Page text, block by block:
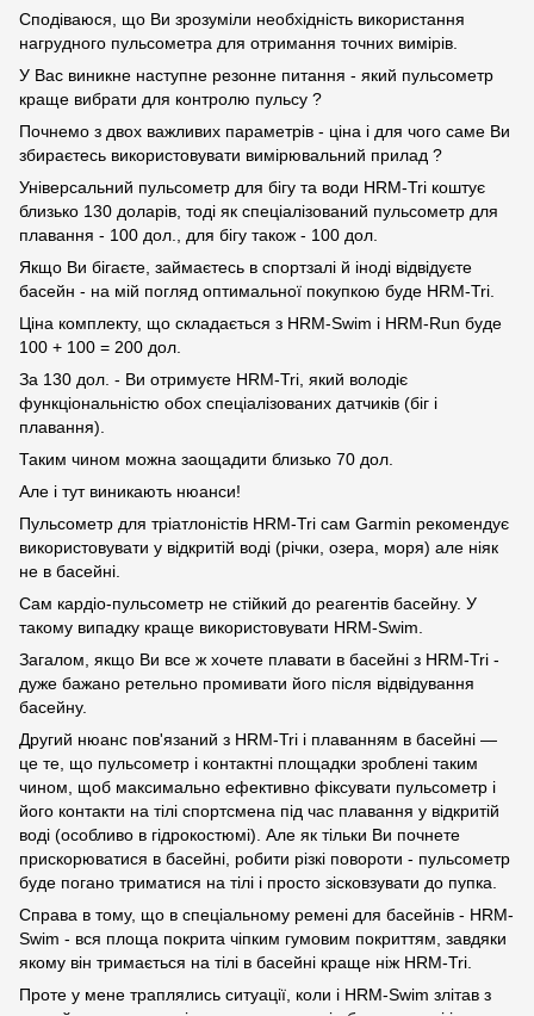
Сподіваюся, що Ви зрозуміли необхідність використання
нагрудного пульсометра для отримання точних вимірів.
У Вас виникне наступне резонне питання - який пульсометр
краще вибрати для контролю пульсу ?
Почнемо з двох важливих параметрів - ціна і для чого саме Ви
збираєтесь використовувати вимірювальний прилад ?
Універсальний пульсометр для бігу та води HRM-Tri коштує
близько 130 доларів, тоді як спеціалізований пульсометр для
плавання - 100 дол., для бігу також - 100 дол.
Якщо Ви бігаєте, займаєтесь в спортзалі й іноді відвідуєте
басейн - на мій погляд оптимальної покупкою буде HRM-Tri.
Ціна комплекту, що складається з HRM-Swim і HRM-Run буде
100 + 100 = 200 дол.
За 130 дол. - Ви отримуєте HRM-Tri, який володіє
функціональністю обох спеціалізованих датчиків (біг і
плавання).
Таким чином можна заощадити близько 70 дол.
Але і тут виникають нюанси!
Пульсометр для тріатлоністів HRM-Tri сам Garmin рекомендує
використовувати у відкритій воді (річки, озера, моря) але ніяк
не в басейні.
Сам кардіо-пульсометр не стійкий до реагентів басейну. У
такому випадку краще використовувати HRM-Swim.
Загалом, якщо Ви все ж хочете плавати в басейні з HRM-Tri -
дуже бажано ретельно промивати його після відвідування
басейну.
Другий нюанс пов'язаний з HRM-Tri і плаванням в басейні —
це те, що пульсометр і контактні площадки зроблені таким
чином, щоб максимально ефективно фіксувати пульсометр і
його контакти на тілі спортсмена під час плавання у відкритій
воді (особливо в гідрокостюмі). Але як тільки Ви почнете
прискорюватися в басейні, робити різкі повороти - пульсометр
буде погано триматися на тілі і просто зісковзувати до пупка.
Справа в тому, що в спеціальному ремені для басейнів - HRM-
Swim - вся площа покрита чіпким гумовим покриттям, завдяки
якому він тримається на тілі в басейні краще ніж HRM-Tri.
Проте у мене траплялись ситуації, коли і HRM-Swim злітав з